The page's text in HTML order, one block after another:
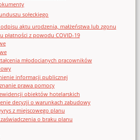
sołeckiego
aktu urodzenia, małżeństwa lub zgonu
płatności z powodu COVID-19
młodocianych pracowników
informacji publicznej
prawa pomocy
obiektów hotelarskich
decyzji o warunkach zabudowy
z miejscowego planu
o braku planu